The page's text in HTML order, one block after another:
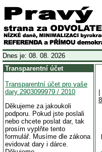
Dnes je: 08. 08. 2026
Transparentní účet
Transparentní účet pro vaše
dary 2903099979 / 2010
Děkujeme za jakoukoli
podporu. Pokud jste poslali
nebo chcete poslat dar, tak
prosím vyplňte tento
formulář. Musíme dle zákona
evidovat dary i dárce.